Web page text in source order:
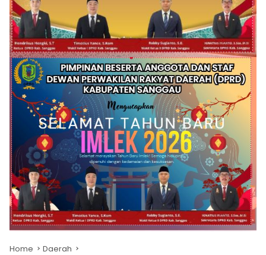
Home Daerah